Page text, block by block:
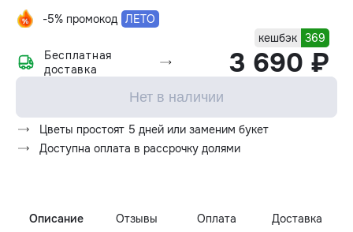
-5% промокод ЛЕТО
кешбэк 369
3 690 ₽
Бесплатная
доставка
Нет в наличии
Цветы простоят 5 дней или заменим букет
Доступна оплата в рассрочку долями
Описание Отзывы Оплата Доставка